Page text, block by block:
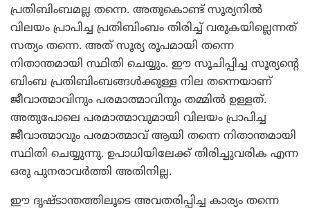
പ്രതിബിംബമല്ല തന്നെ. അതുകൊണ്ട് സൂര്യനില്‍
വിലയം പ്രാപിച്ച പ്രതിബിംബം തിരിച്ച് വരുകയില്ലെന്നത്
സത്യം തന്നെ. അത് സൂര്യ രൂപമായി തന്നെ
നിതാന്തമായി സ്ഥിതി ചെയ്യും. ഈ സൂചിപ്പിച്ച സൂര്യന്റെ
ബിംബ പ്രതിബിംബങ്ങള്‍ക്കുള്ള നില തന്നെയാണ്
ജീവാത്മാവിനും പരമാത്മാവിനും തമ്മില്‍ ഉള്ളത്.
അതുപോലെ പരമാത്മാവുമായി വിലയം പ്രാപിച്ച
ജീവാത്മാവും പരമാത്മാവ് ആയി തന്നെ നിതാന്തമായി
സ്ഥിതി ചെയ്യുന്നു. ഉപാധിയിലേക്ക് തിരിച്ചുവരിക എന്ന
ഒരു പുനരാവര്‍ത്തി അതിനില്ല.
ഈ ദൃഷ്ടാന്തത്തിലൂടെ അവതരിപ്പിച്ച കാര്യം തന്നെ